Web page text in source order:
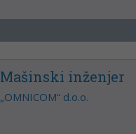
Mašinski inženjer
„OMNICOM“ d.o.o.